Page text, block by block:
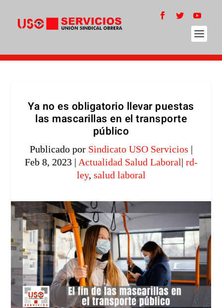
Ya no es obligatorio llevar puestas
las mascarillas en el transporte
público
Publicado por Sindicato USO Servicios |
Feb 8, 2023| Actualidad Salud Laboral| rd-
ley, salud laboral